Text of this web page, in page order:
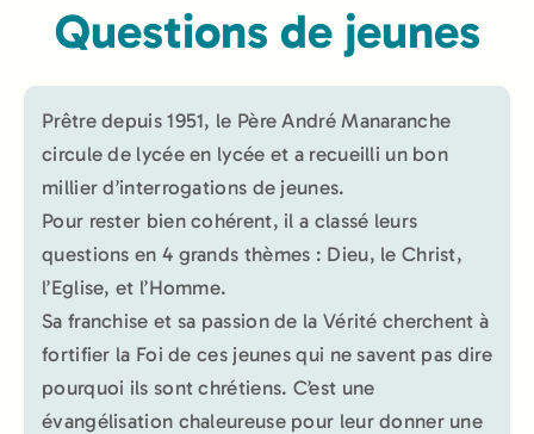
Questions de jeunes
Prêtre depuis 1951, le Père André Manaranche
circule de lycée en lycée et a recueilli un bon
millier d’interrogations de jeunes.
Pour rester bien cohérent, il a classé leurs
questions en 4 grands thèmes : Dieu, le Christ,
l’Eglise, et l’Homme.
Sa franchise et sa passion de la Vérité cherchent à
fortifier la Foi de ces jeunes qui ne savent pas dire
pourquoi ils sont chrétiens. C’est une
évangélisation chaleureuse pour leur donner une